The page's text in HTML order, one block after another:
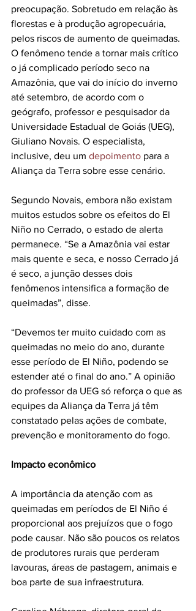
preocupação. Sobretudo em relação às
florestas e à produção agropecuária,
pelos riscos de aumento de queimadas.
O fenômeno tende a tornar mais crítico
o já complicado período seco na
Amazônia, que vai do início do inverno
até setembro, de acordo com o
geógrafo, professor e pesquisador da
Universidade Estadual de Goiás (UEG),
Giuliano Novais. O especialista,
inclusive, deu um depoimento para a
Aliança da Terra sobre esse cenário.
Segundo Novais, embora não existam
muitos estudos sobre os efeitos do El
Niño no Cerrado, o estado de alerta
permanece. “Se a Amazônia vai estar
mais quente e seca, e nosso Cerrado já
é seco, a junção desses dois
fenômenos intensifica a formação de
queimadas”, disse.
“Devemos ter muito cuidado com as
queimadas no meio do ano, durante
esse período de El Niño, podendo se
estender até o final do ano.” A opinião
do professor da UEG só reforça o que as
equipes da Aliança da Terra já têm
constatado pelas ações de combate,
prevenção e monitoramento do fogo.
Impacto econômico
A importância da atenção com as
queimadas em períodos de El Niño é
proporcional aos prejuízos que o fogo
pode causar. Não são poucos os relatos
de produtores rurais que perderam
lavouras, áreas de pastagem, animais e
boa parte de sua infraestrutura.